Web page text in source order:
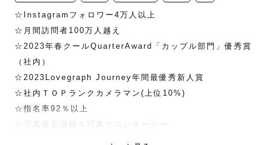
☆Instagramフォロワー4万人以上
☆月間訪問者100万人越え
☆2023年春クールQuarterAward「カップル部門」優秀賞
（社内）
☆2023Lovegraph Journey年間最優秀新人賞
☆社内ＴＯＰランクカメラマン(上位10%)
☆指名率92％以上
☆写真教室講師＆写真サロンオーナー